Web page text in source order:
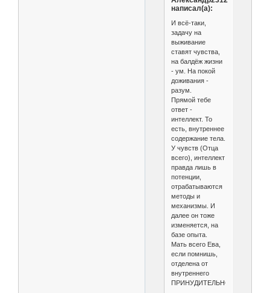
написал(а):
И всё-таки,
задачу на
выживание
ставят чувства,
на балдёж жизни
- ум. На покой
доживания -
разум.
Прямой тебе
ответ -
интеллект. То
есть, внутреннее
содержание тела.
У чувств (Отца
всего), интеллект
правда лишь в
потенции,
отрабатываются
методы и
механизмы. И
далее он тоже
изменяется, на
базе опыта.
Мать всего Ева,
если помнишь,
отделена от
внутреннего
ПРИНУДИТЕЛЬНО!